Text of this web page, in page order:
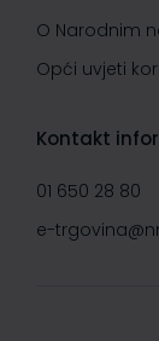
O Narodnim
Opći uvjeti
Kontakt
01 650 28 80
e-